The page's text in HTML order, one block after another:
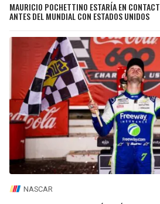
MAURICIO POCHETTINO ESTARÍA EN
ANTES DEL MUNDIAL CON ESTADOS UNIDOS
NASCAR